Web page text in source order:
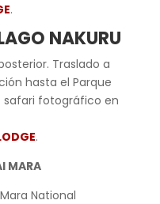
.
NAKURU
Traslado a
hasta el Parque
safari fotográfico en
.
MARA
National